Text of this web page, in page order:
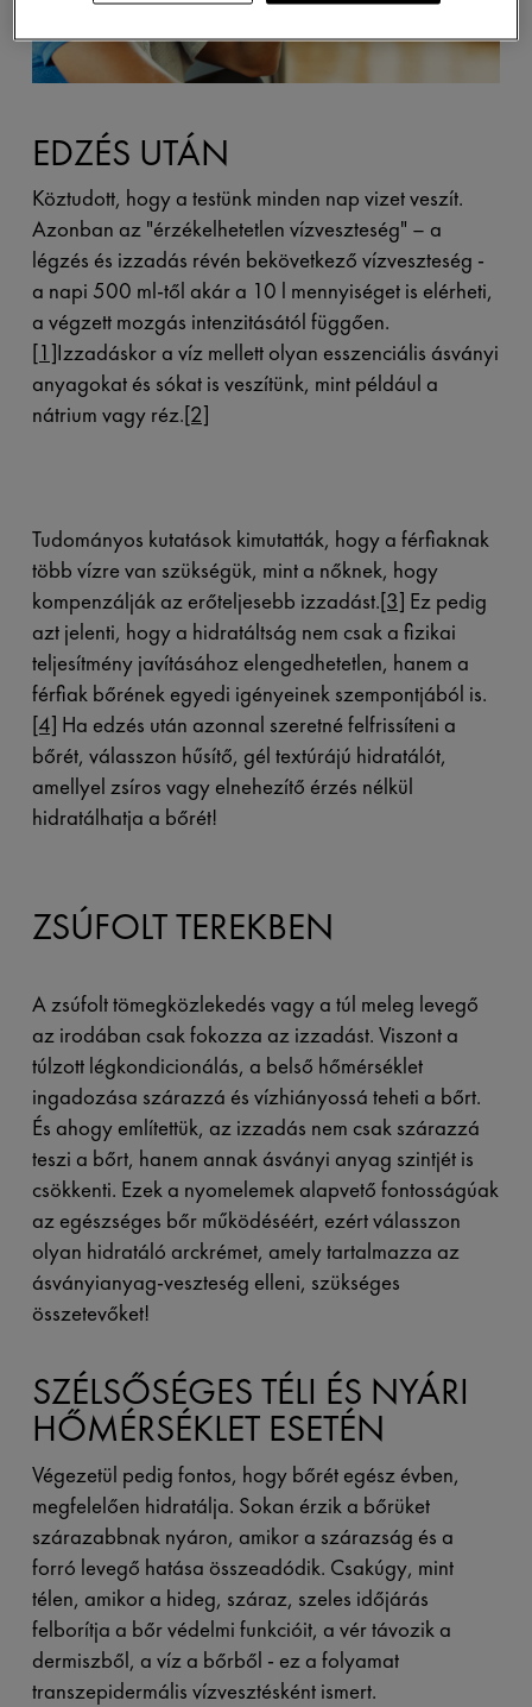
EDZÉS UTÁN
Köztudott, hogy a testünk minden nap vizet veszít.
Azonban az "érzékelhetetlen vízveszteség" – a
légzés és izzadás révén bekövetkező vízveszteség -
a napi 500 ml-től akár a 10 l mennyiséget is elérheti,
a végzett mozgás intenzitásától függően.
[1]Izzadáskor a víz mellett olyan esszenciális ásványi
anyagokat és sókat is veszítünk, mint például a
nátrium vagy réz.[2]
Tudományos kutatások kimutatták, hogy a férfiaknak
több vízre van szükségük, mint a nőknek, hogy
kompenzálják az erőteljesebb izzadást.[3] Ez pedig
azt jelenti, hogy a hidratáltság nem csak a fizikai
teljesítmény javításához elengedhetetlen, hanem a
férfiak bőrének egyedi igényeinek szempontjából is.
[4] Ha edzés után azonnal szeretné felfrissíteni a
bőrét, válasszon hűsítő, gél textúrájú hidratálót,
amellyel zsíros vagy elnehezítő érzés nélkül
hidratálhatja a bőrét!
ZSÚFOLT TEREKBEN
A zsúfolt tömegközlekedés vagy a túl meleg levegő
az irodában csak fokozza az izzadást. Viszont a
túlzott légkondicionálás, a belső hőmérséklet
ingadozása szárazzá és vízhiányossá teheti a bőrt.
És ahogy említettük, az izzadás nem csak szárazzá
teszi a bőrt, hanem annak ásványi anyag szintjét is
csökkenti. Ezek a nyomelemek alapvető fontosságúak
az egészséges bőr működéséért, ezért válasszon
olyan hidratáló arckrémet, amely tartalmazza az
ásványianyag-veszteség elleni, szükséges
összetevőket!
SZÉLSŐSÉGES TÉLI ÉS NYÁRI
HŐMÉRSÉKLET ESETÉN
Végezetül pedig fontos, hogy bőrét egész évben,
megfelelően hidratálja. Sokan érzik a bőrüket
szárazabbnak nyáron, amikor a szárazság és a
forró levegő hatása összeadódik. Csakúgy, mint
télen, amikor a hideg, száraz, szeles időjárás
felborítja a bőr védelmi funkcióit, a vér távozik a
dermiszből, a víz a bőrből - ez a folyamat
transzepidermális vízvesztésként ismert.